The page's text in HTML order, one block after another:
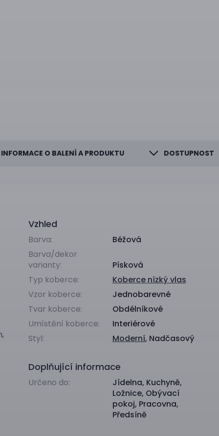
INFORMACE O BALENÍ A PRODUKTU DOSTUPNOST
Vzhled
Barva:
Béžová
Barva/dekor
varianty:
Písková
Typ koberce:
Koberce nízký vlas
Vzor koberce:
Jednobarevné
Tvar koberce:
Obdélníkové
Umístění koberce:
Interiérové
Styl:
Moderní, Nadčasový
Doplňující informace
Určeno do: Jídelna, Kuchyně,
Ložnice, Obývací
pokoj, Pracovna,
Předsíně